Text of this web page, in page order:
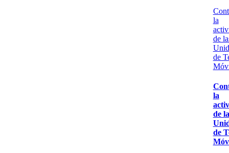
la
de
de
la
de
de